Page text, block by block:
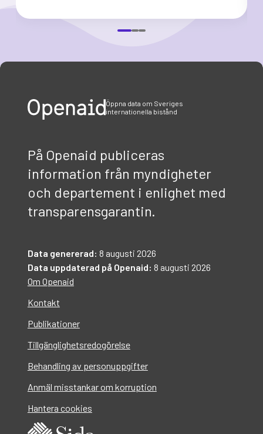
Öppna data om Sveriges
internationella bistånd
På Openaid publiceras
information från myndigheter
och departement i enlighet med
transparensgarantin.
Data genererad: 8 augusti 2026
Data uppdaterad på Openaid: 8 augusti 2026
Om Openaid
Kontakt
Publikationer
Tillgänglighetsredogörelse
Behandling av personuppgifter
Anmäl misstankar om korruption
Hantera cookies